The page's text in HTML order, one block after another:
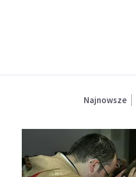
Najnowsze